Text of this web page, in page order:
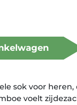
sok voor
voelt